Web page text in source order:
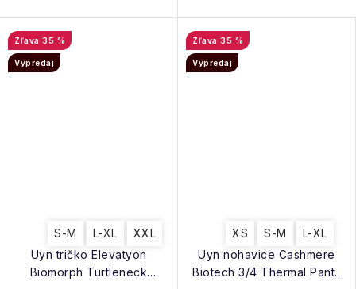
Uyn tričko Elevatyon
Biomorph Turtleneck
35 %
Výpredaj
S-M L-XL XXL
Uyn nohavice Cashmere
Biotech 3/4 Thermal Pants
35 %
Výpredaj
XS S-M L-XL